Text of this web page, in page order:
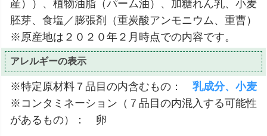
産））、植物油脂（パーム油）、加糖れん乳、小麦
胚芽、食塩／膨張剤（重炭酸アンモニウム、重曹）
※原産地は２０２０年２月時点での内容です。
アレルギーの表示
※特定原材料７品目の内含むもの： 乳成分、小麦
※コンタミネーション（７品目の内混入する可能性
があるもの）： 卵